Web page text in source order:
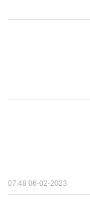
07:48 06-02-2023